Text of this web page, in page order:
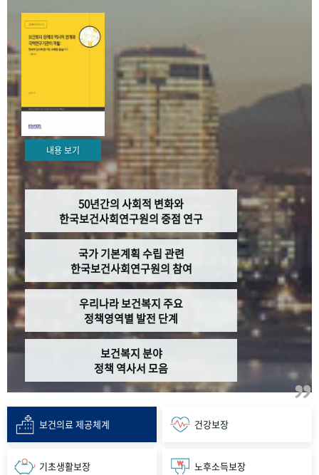
성과 50선 숫자로 보는 50년
세계와 함께 한 KIHASA
VR 역사관
내용 보기
50년간의 사회적 변화와
한국보건사회연구원의 중점 연구
국가 기본계획 수립 관련
한국보건사회연구원의 참여
우리나라 보건복지 주요
정책영역별 발전 단계
보건복지 분야
정책 역사서 모음
보건의료 제공체계 건강보장
기초생활보장 노후소득보장